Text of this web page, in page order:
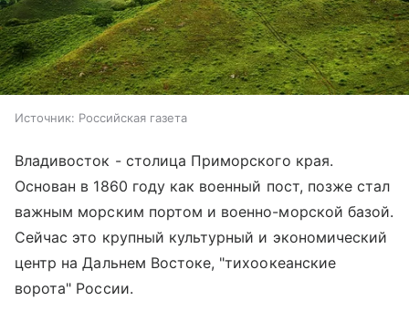
Источник: Российская газета
Владивосток - столица Приморского края.
Основан в 1860 году как военный пост, позже стал
важным морским портом и военно-морской базой.
Сейчас это крупный культурный и экономический
центр на Дальнем Востоке, "тихоокеанские
ворота" России.